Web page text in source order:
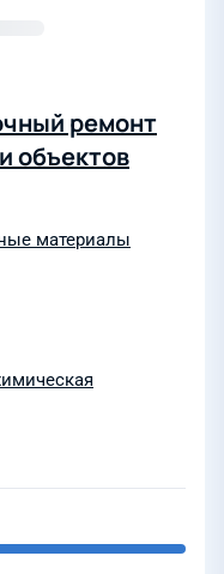
ремонт
объектов
материалы